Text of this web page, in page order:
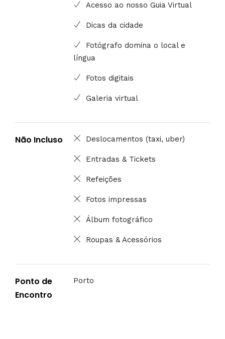
Acesso ao nosso Guia Virtual
Dicas da cidade
Fotógrafo domina o local e
língua
Fotos digitais
Galeria virtual
Não Incluso Deslocamentos (taxi, uber)
Entradas & Tickets
Refeições
Fotos impressas
Álbum fotográfico
Roupas & Acessórios
Ponto de
Encontro
Porto